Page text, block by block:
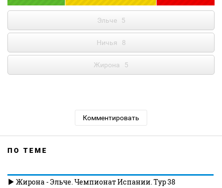
Эльче 5
Ничья 8
Жирона 5
Комментировать
ПО ТЕМЕ
Жирона - Эльче. Чемпионат Испании. Тур 38